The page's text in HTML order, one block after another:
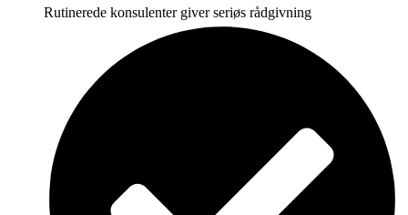
Rutinerede konsulenter giver seriøs rådgivning